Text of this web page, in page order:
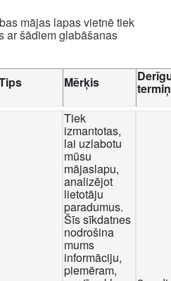
mājas lapas vietnē tiek
ar šādiem glabāšanas
Mērķis
Tiek
izmantotas,
lai uzlabotu
mūsu
mājaslapu,
analizējot
lietotāju
paradumus.
Šīs sīkdatnes
nodrošina
mums
informāciju,
piemēram,